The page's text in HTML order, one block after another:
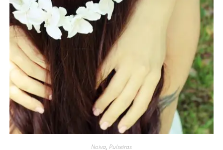
Noiva, Pulseiras